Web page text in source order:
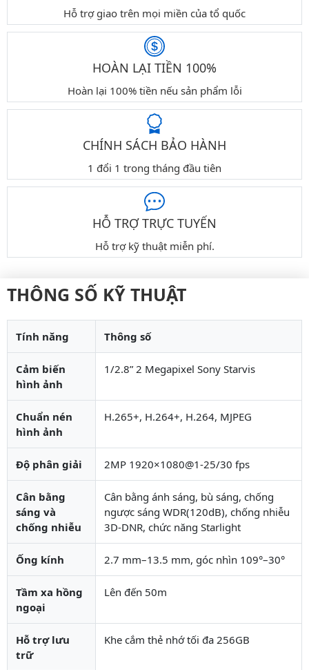
Hỗ trợ giao trên mọi miền của tổ quốc
HOÀN LẠI TIỀN 100%
Hoàn lại 100% tiền nếu sản phẩm lỗi
CHÍNH SÁCH BẢO HÀNH
1 đổi 1 trong tháng đầu tiên
HỖ TRỢ TRỰC TUYẾN
Hỗ trợ kỹ thuật miễn phí.
THÔNG SỐ KỸ THUẬT
Tính năng Thông số
Cảm biến
hình ảnh
1/2.8” 2 Megapixel Sony Starvis
Chuẩn nén
hình ảnh
H.265+, H.264+, H.264, MJPEG
Độ phân giải 2MP 1920×1080@1-25/30 fps
Cân bằng
sáng và
chống nhiễu
Cân bằng ánh sáng, bù sáng, chống
ngược sáng WDR(120dB), chống nhiễu
3D-DNR, chức năng Starlight
Ống kính 2.7 mm–13.5 mm, góc nhìn 109°–30°
Tầm xa hồng
ngoại
Lên đến 50m
Hỗ trợ lưu
trữ
Khe cắm thẻ nhớ tối đa 256GB